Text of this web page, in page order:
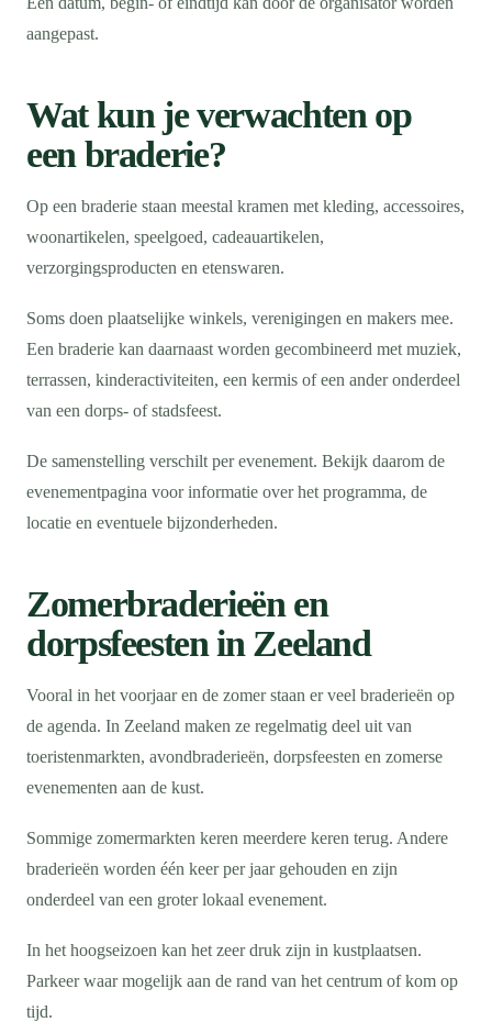
aangepast.
Wat kun je verwachten op
een braderie?
Op een braderie staan meestal kramen met kleding, accessoires,
woonartikelen, speelgoed, cadeauartikelen,
verzorgingsproducten en etenswaren.
Soms doen plaatselijke winkels, verenigingen en makers mee.
Een braderie kan daarnaast worden gecombineerd met muziek,
terrassen, kinderactiviteiten, een kermis of een ander onderdeel
van een dorps- of stadsfeest.
De samenstelling verschilt per evenement. Bekijk daarom de
evenementpagina voor informatie over het programma, de
locatie en eventuele bijzonderheden.
Zomerbraderieën en
dorpsfeesten in Zeeland
Vooral in het voorjaar en de zomer staan er veel braderieën op
de agenda. In Zeeland maken ze regelmatig deel uit van
toeristenmarkten, avondbraderieën, dorpsfeesten en zomerse
evenementen aan de kust.
Sommige zomermarkten keren meerdere keren terug. Andere
braderieën worden één keer per jaar gehouden en zijn
onderdeel van een groter lokaal evenement.
In het hoogseizoen kan het zeer druk zijn in kustplaatsen.
Parkeer waar mogelijk aan de rand van het centrum of kom op
tijd.